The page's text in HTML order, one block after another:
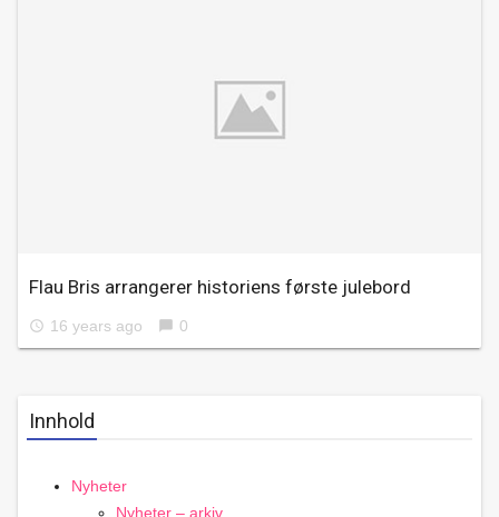
Flau Bris arrangerer historiens første julebord
access_time 16 years ago chat_bubble 0
Innhold
Nyheter
Nyheter – arkiv